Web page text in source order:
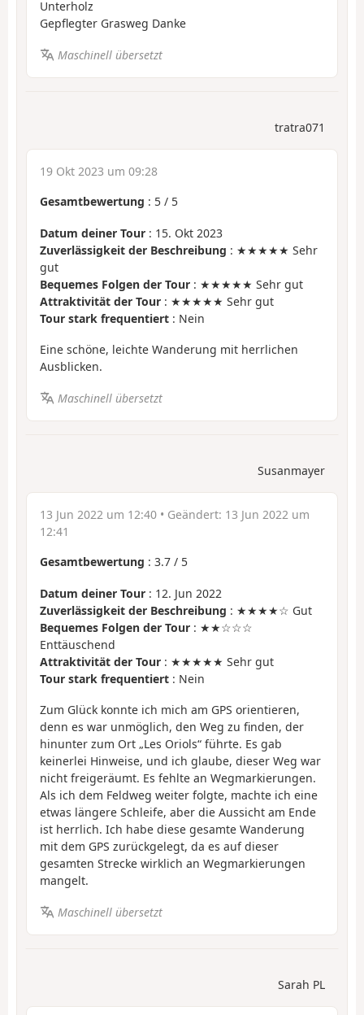
Unterholz
Gepflegter Grasweg Danke
Maschinell übersetzt
tratra071
19 Okt 2023 um 09:28
Gesamtbewertung : 5 / 5
Datum deiner Tour : 15. Okt 2023
Zuverlässigkeit der Beschreibung : ★★★★★ Sehr
gut
Bequemes Folgen der Tour : ★★★★★ Sehr gut
Attraktivität der Tour : ★★★★★ Sehr gut
Tour stark frequentiert : Nein
Eine schöne, leichte Wanderung mit herrlichen
Ausblicken.
Maschinell übersetzt
Susanmayer
13 Jun 2022 um 12:40 • Geändert: 13 Jun 2022 um
12:41
Gesamtbewertung : 3.7 / 5
Datum deiner Tour : 12. Jun 2022
Zuverlässigkeit der Beschreibung : ★★★★☆ Gut
Bequemes Folgen der Tour : ★★☆☆☆
Enttäuschend
Attraktivität der Tour : ★★★★★ Sehr gut
Tour stark frequentiert : Nein
Zum Glück konnte ich mich am GPS orientieren,
denn es war unmöglich, den Weg zu finden, der
hinunter zum Ort „Les Oriols“ führte. Es gab
keinerlei Hinweise, und ich glaube, dieser Weg war
nicht freigeräumt. Es fehlte an Wegmarkierungen.
Als ich dem Feldweg weiter folgte, machte ich eine
etwas längere Schleife, aber die Aussicht am Ende
ist herrlich. Ich habe diese gesamte Wanderung
mit dem GPS zurückgelegt, da es auf dieser
gesamten Strecke wirklich an Wegmarkierungen
mangelt.
Maschinell übersetzt
Sarah PL